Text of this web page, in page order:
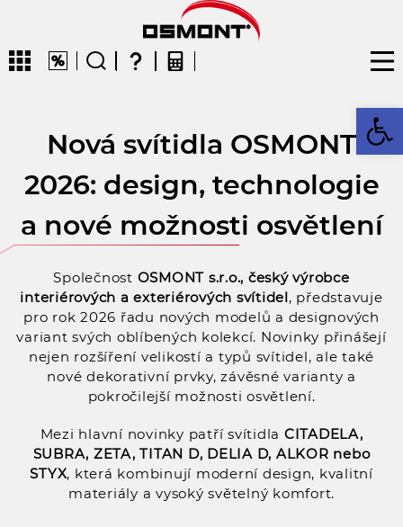
Nová svítidla OSMONT
2026: design, technologie
a nové možnosti osvětlení
Společnost OSMONT s.r.o., český výrobce
interiérových a exteriérových svítidel, představuje
pro rok 2026 řadu nových modelů a designových
variant svých oblíbených kolekcí. Novinky přinášejí
nejen rozšíření velikostí a typů svítidel, ale také
nové dekorativní prvky, závěsné varianty a
pokročilejší možnosti osvětlení.
Mezi hlavní novinky patří svítidla CITADELA,
SUBRA, ZETA, TITAN D, DELIA D, ALKOR nebo
STYX, která kombinují moderní design, kvalitní
materiály a vysoký světelný komfort.